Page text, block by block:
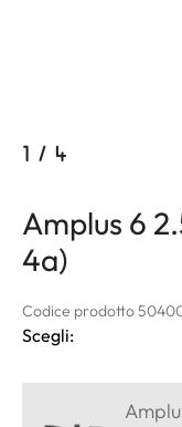
1 / 4
Amplus 6
4a)
Codice prodotto
Scegli: